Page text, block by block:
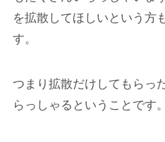
を拡散してほしいという方
す。
つまり拡散だけしてもらっ
らっしゃるということです。